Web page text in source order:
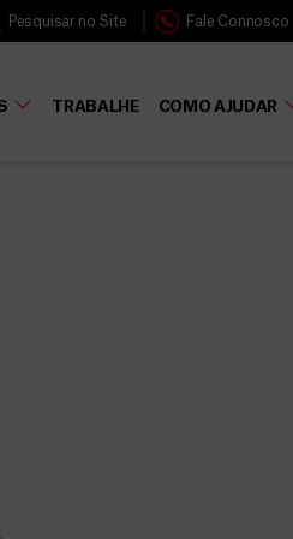
Pesquisar no Site Fale Connosco
TRABALHE COMO AJUDAR